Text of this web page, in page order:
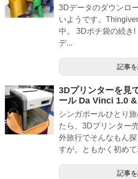
3Dデータのダウンロ
いようです。
中。 3Dポチ袋の続
デ...
記事
3Dプリンターを見
ール Da Vinci 1.0
シンガポールひとり
たら、3Dプリンター
外旅行でそんなもん
すが。ともかく初め
記事